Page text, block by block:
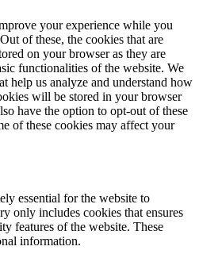
your experience while you
of these, the cookies that are
on your browser as they are
functionalities of the website. We
help us analyze and understand how
will be stored in your browser
have the option to opt-out of these
of these cookies may affect your
essential for the website to
only includes cookies that ensures
features of the website. These
information.